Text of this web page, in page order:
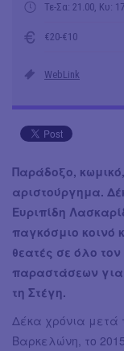
Τε-Σα: 21.00, Κυ:
€20-€10
WebLink
Παράδοξο,
αριστούργημα.
Ευριπίδη
παγκόσμιο κοινό
θεατές σε όλο
παραστάσεων για
τη Στέγη.
Δέκα χρόνια μετά
Βαρκελώνη, το